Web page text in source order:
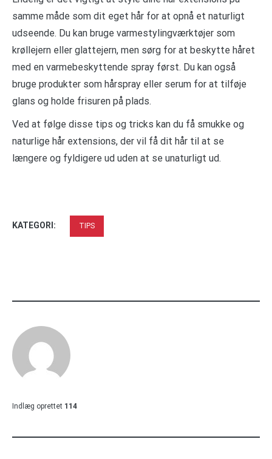
samme måde som dit eget hår for at opnå et naturligt
udseende. Du kan bruge varmestylingværktøjer som
krøllejern eller glattejern, men sørg for at beskytte håret
med en varmebeskyttende spray først. Du kan også
bruge produkter som hårspray eller serum for at tilføje
glans og holde frisuren på plads.
Ved at følge disse tips og tricks kan du få smukke og
naturlige hår extensions, der vil få dit hår til at se
længere og fyldigere ud uden at se unaturligt ud.
KATEGORI: TIPS
Indlæg oprettet 114